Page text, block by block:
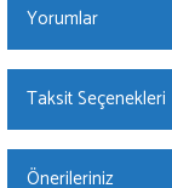
Yorumlar
Taksit Seçenekleri
Önerileriniz